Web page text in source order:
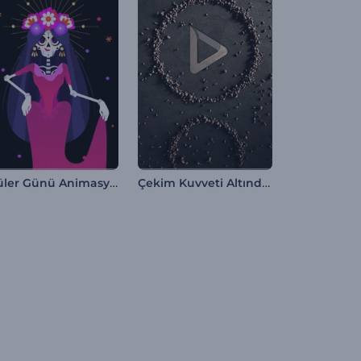
Ölüler Günü Animasyonları Çekim Kuvveti Altındaki Taşlar Giriş Videosu